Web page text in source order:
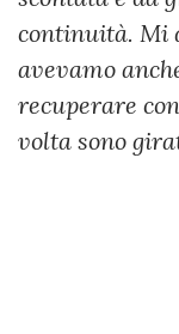
continuità. Mi
avevamo
recuperare
volta sono